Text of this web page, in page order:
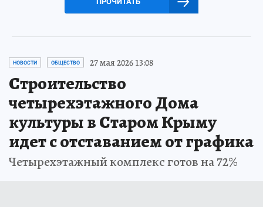
НОВОСТИ ОБЩЕСТВО 27 мая 2026 13:08
Строительство
четырехэтажного Дома
культуры в Старом Крыму
идет с отставанием от графика
Четырехэтажный комплекс готов на 72%